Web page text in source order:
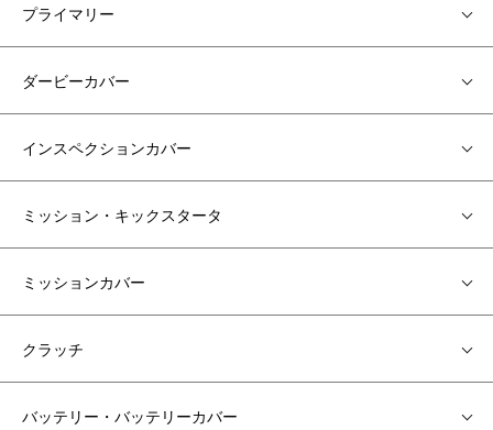
プライマリー
ダービーカバー
インスペクションカバー
ミッション・キックスタータ
ミッションカバー
クラッチ
バッテリー・バッテリーカバー